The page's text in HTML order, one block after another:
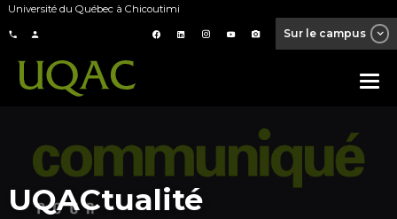
Université du Québec à Chicoutimi
Sur le campus
UQACtualité